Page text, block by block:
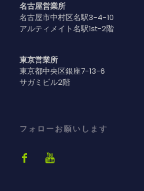
名古屋営業所
名古屋市中村区名駅3-4-10
アルティメイト名駅1st-2階
東京営業所
東京都中央区銀座7-13-6
サガミビル2階
フォローお願いします